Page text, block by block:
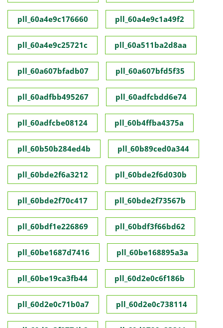
pll_60a4e9c176660 pll_60a4e9c1a49f2
pll_60a4e9c25721c pll_60a511ba2d8aa
pll_60a607bfadb07 pll_60a607bfd5f35
pll_60adfbb495267 pll_60adfcbdd6e74
pll_60adfcbe08124 pll_60b4ffba4375a
pll_60b50b284ed4b pll_60b89ced0a344
pll_60bde2f6a3212 pll_60bde2f6d030b
pll_60bde2f70c417 pll_60bde2f73567b
pll_60bdf1e226869 pll_60bdf3f66bd62
pll_60be1687d7416 pll_60be168895a3a
pll_60be19ca3fb44 pll_60d2e0c6f186b
pll_60d2e0c71b0a7 pll_60d2e0c738114